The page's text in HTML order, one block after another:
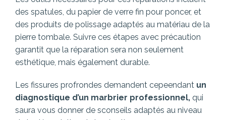
des spatules, du papier de verre fin pour poncer, et
des produits de polissage adaptés au matériau de la
pierre tombale. Suivre ces étapes avec précaution
garantit que la réparation sera non seulement
esthétique, mais également durable.
Les fissures profrondes demandent cepeendant un
diagnostique d’un marbrier professionnel, qui
saura vous donner de sconseils adaptés au niveau